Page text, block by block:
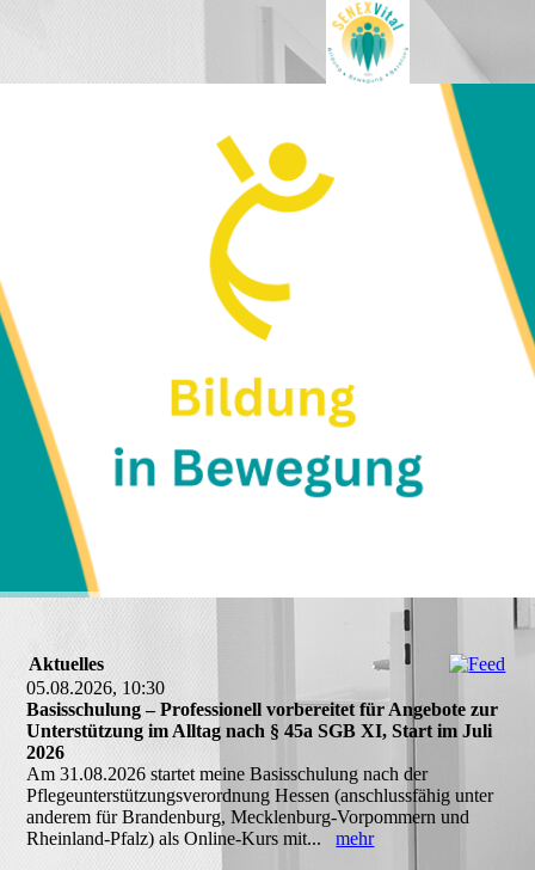
Aktuelles
05.08.2026, 10:30
Basisschulung – Professionell vorbereitet für Angebote zur
Unterstützung im Alltag nach § 45a SGB XI, Start im Juli
2026
Am 31.08.2026 startet meine Basisschulung nach der
Pflegeunterstützungsverordnung Hessen (anschlussfähig unter
anderem für Brandenburg, Mecklenburg-Vorpommern und
Rheinland-Pfalz) als Online-Kurs mit...mehr